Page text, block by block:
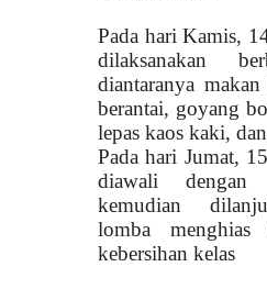
Pada hari Kamis,
dilaksanakan
diantaranya
berantai, goyang
lepas kaos kaki,
Pada hari Jumat,
diawali dengan
kemudian
lomba menghias
kebersihan kelas